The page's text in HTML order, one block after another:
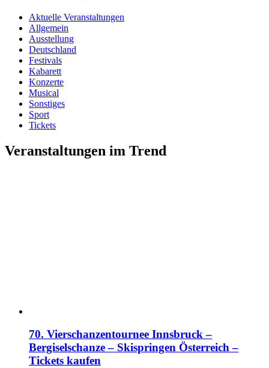
Aktuelle Veranstaltungen
Allgemein
Ausstellung
Deutschland
Festivals
Kabarett
Konzerte
Musical
Sonstiges
Sport
Tickets
Veranstaltungen im Trend
70. Vierschanzentournee Innsbruck –
Bergiselschanze – Skispringen Österreich –
Tickets kaufen